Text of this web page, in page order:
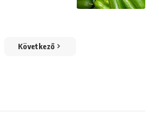
Következő